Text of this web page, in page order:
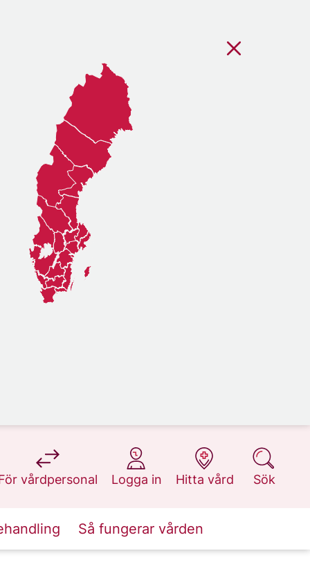
vårdpersonal
på 1177.se
Logga in
på 1177.se
Hitta vård
på 1177.se
Sök
på 1177.se
Så fungerar vården